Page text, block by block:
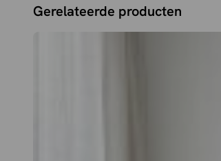
Gerelateerde producten